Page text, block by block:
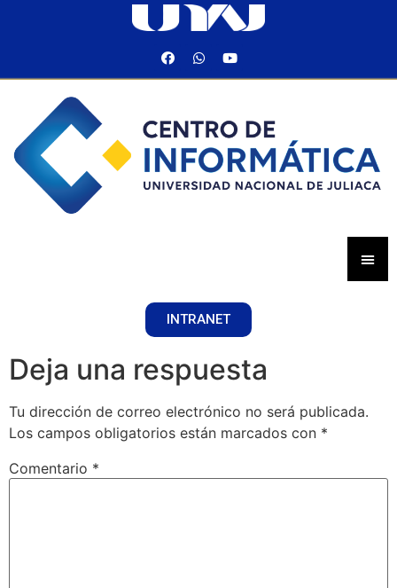
INTRANET
Deja una respuesta
Tu dirección de correo electrónico no será publicada.
Los campos obligatorios están marcados con *
Comentario *